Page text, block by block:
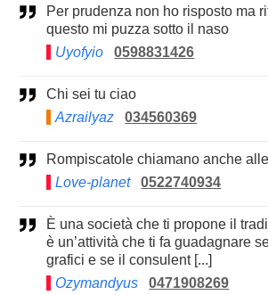
Per prudenza non ho risposto ma ritelefona. e
questo mi puzza sotto il naso
Uyofyio
0598831426
Chi sei tu ciao
Azrailyaz
034560369
Rompiscatole chiamano anche
Love-planet
0522740934
È una società che ti propone il trading. Secondo me
è un’attività che ti fa guadagnare
grafici e se il consulent [...]
Ozymandyus
0471908269